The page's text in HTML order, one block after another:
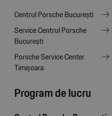
Centrul Porsche București
Service Centrul Porsche
București
Porsche Service Center
Timișoara
Program de lucru